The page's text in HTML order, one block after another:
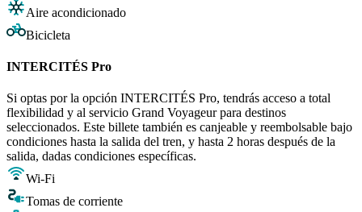
Aire acondicionado
Bicicleta
INTERCITÉS Pro
Si optas por la opción INTERCITÉS Pro, tendrás acceso a total
flexibilidad y al servicio Grand Voyageur para destinos
seleccionados. Este billete también es canjeable y reembolsable bajo
condiciones hasta la salida del tren, y hasta 2 horas después de la
salida, dadas condiciones específicas.
Wi-Fi
Tomas de corriente